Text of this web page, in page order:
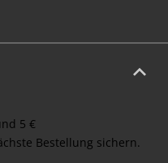
5 €
Bestellung sichern.